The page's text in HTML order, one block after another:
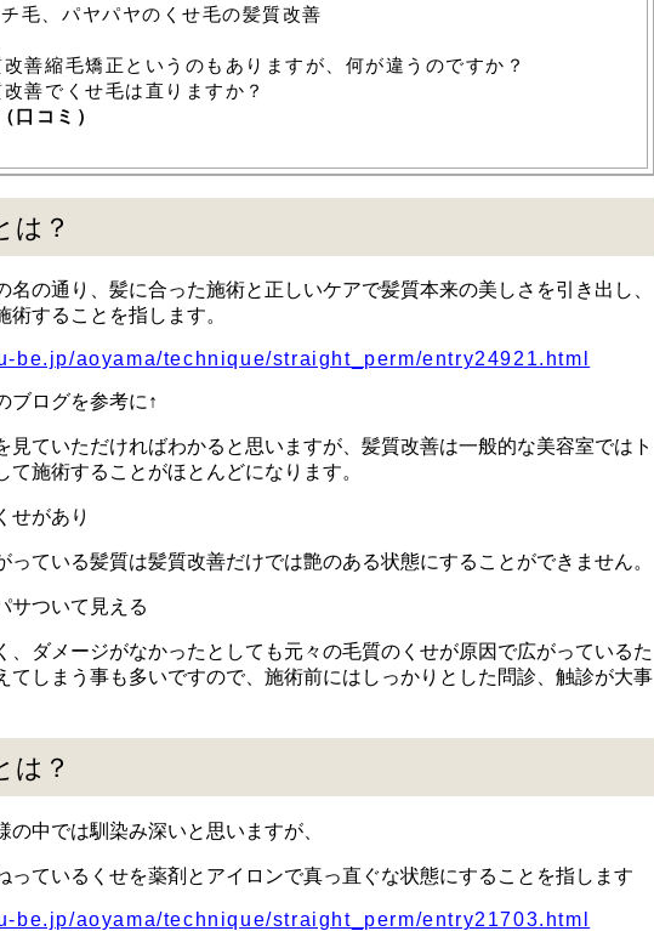
毛、パヤパヤのくせ毛の髪質改善
善縮毛矯正というのもありますが、何が違うのですか？
善でくせ毛は直りますか？
口コミ）
は？
名の通り、髪に合った施術と正しいケアで髪質本来の美しさを引き出し、
術することを指します。
be.jp/aoyama/technique/straight_perm/entry24921.html
ブログを参考に↑
見ていただければわかると思いますが、髪質改善は一般的な美容室ではト
て施術することがほとんどになります。
せがあり
っている髪質は髪質改善だけでは艶のある状態にすることができません。
サついて見える
、ダメージがなかったとしても元々の毛質のくせが原因で広がっているた
てしまう事も多いですので、施術前にはしっかりとした問診、触診が大事
は？
の中では馴染み深いと思いますが、
っているくせを薬剤とアイロンで真っ直ぐな状態にすることを指します
be.jp/aoyama/technique/straight_perm/entry21703.html